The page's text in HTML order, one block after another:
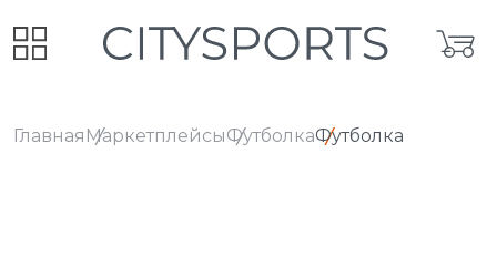
Главная МаркетплейсыФутболкаФутболка